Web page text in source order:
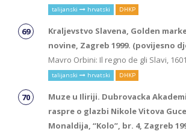
talijanski hrvatski DHKP
Kraljevstvo Slavena, Golden
novine, Zagreb 1999. (povijesno
Mavro Orbini: Il regno de gli Slavi,
talijanski hrvatski DHKP
Muze u Iliriji. Dubrovacka
raspre o glazbi Nikole Vitova
Monaldija, “Kolo”, br. 4, Zagreb